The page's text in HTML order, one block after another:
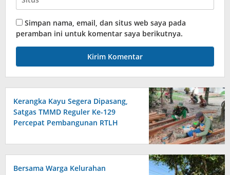
Simpan nama, email, dan situs web saya pada
peramban ini untuk komentar saya berikutnya.
Kerangka Kayu Segera Dipasang,
Satgas TMMD Reguler Ke-129
Percepat Pembangunan RTLH
Bersama Warga Kelurahan